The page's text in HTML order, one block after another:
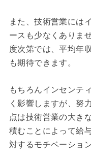
また、技術営業には
ースも少なくありま
度次第では、平均年
も期待できます。
もちろんインセンテ
く影響しますが、努
点は技術営業の大き
積むことによって給
対するモチベーショ